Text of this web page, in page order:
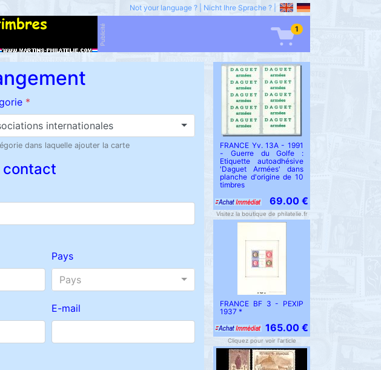
Not your language ? Nicht Ihre Sprache ?
Publicité 1
*
internationales
dans laquelle ajouter la carte
contact
Pays
Pays
E-mail
FRANCE Yv. 13A - 1991
- Guerre du Golfe :
Etiquette autoadhésive
'Daguet Armées' dans
planche d'origine de 10
timbres
69.00 €
Visitez la boutique de philatelie.fr
FRANCE BF 3 - PEXIP
1937 *
165.00 €
Cliquez pour voir l'article